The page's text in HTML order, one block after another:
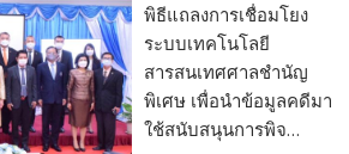
พิธีแถลงการเชื่อมโยง
ระบบเทคโนโลยี
สารสนเทศศาลชำนัญ
พิเศษ เพื่อนำข้อมูลคดีมา
ใช้สนับสนุนการพิจ…